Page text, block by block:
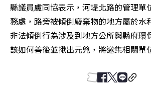
縣議員盧同協表示，河堤北路的管理單
務處，路旁被傾倒廢棄物的地方屬於水
非法傾倒行為涉及到地方公所與縣府環
該如何善後並揪出元兇，將邀集相關單